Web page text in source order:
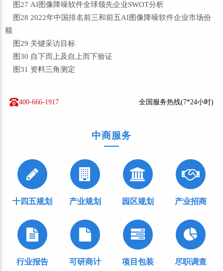
图27 AI图像降噪软件全球领先企业SWOT分析
图28 2022年中国排名前三和前五AI图像降噪软件企业市场份
额
图29 关键采访目标
图30 自下而上及自上而下验证
图31 资料三角测定
400-666-1917 全国服务热线(7*24小时)
中商服务
十四五规划 产业规划 园区规划 产业招商
行业报告 可研商计 项目包装 尽职调查